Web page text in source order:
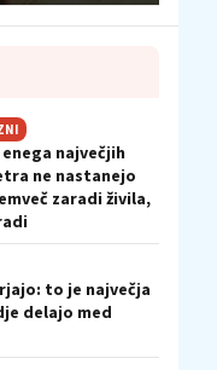
največjih
ne nastanejo
zaradi živila,
to je največja
delajo med